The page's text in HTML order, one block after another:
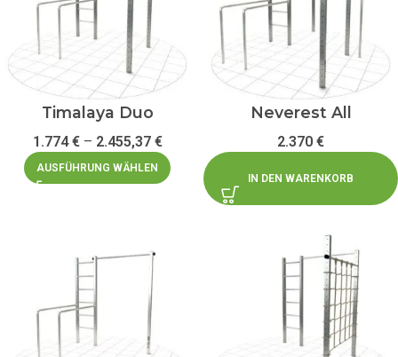
Timalaya Duo
1.774€– 2.455,37 €
AUSFÜHRUNG WÄHLEN
Neverest All
2.370 €
IN DEN WARENKORB